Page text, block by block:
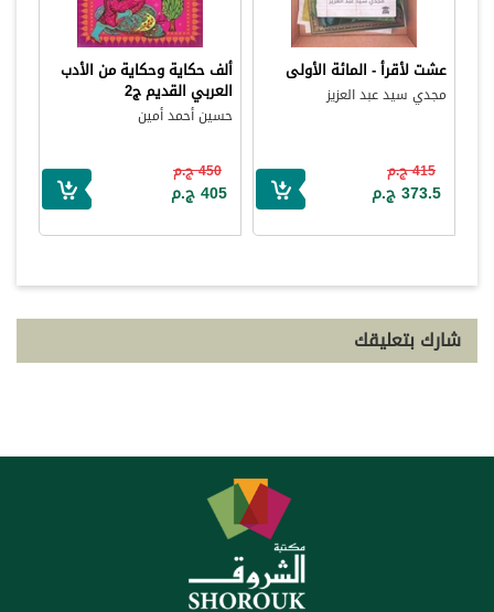
عشت لأقرأ - المائة الأولى
مجدي سيد عبد العزيز
415 ج.م
373.5 ج.م
ألف حكاية وحكاية من الأدب
العربي القديم ج2
حسين أحمد أمين
450 ج.م
405 ج.م
شارك بتعليقك